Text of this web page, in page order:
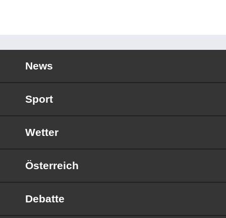
News
Sport
Wetter
Österreich
Debatte